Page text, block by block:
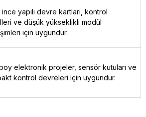
ince yapılı devre kartları, kontrol
ve düşük yükseklikli modül
için uygundur.
elektronik projeler, sensör kutuları ve
kontrol devreleri için uygundur.